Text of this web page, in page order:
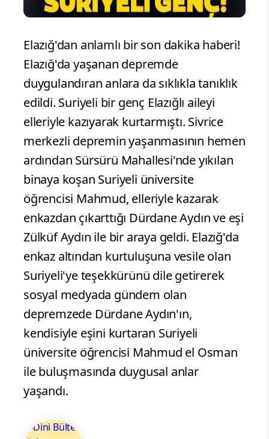
Elazığ'dan anlamlı bir son dakika haberi!
Elazığ'da yaşanan depremde
duygulandıran anlara da sıklıkla tanıklık
edildi. Suriyeli bir genç Elazığlı aileyi
elleriyle kazıyarak kurtarmıştı. Sivrice
merkezli depremin yaşanmasının hemen
ardından Sürsürü Mahallesi'nde yıkılan
binaya koşan Suriyeli üniversite
öğrencisi Mahmud, elleriyle kazarak
enkazdan çıkarttığı Dürdane Aydın ve eşi
Zülküf Aydın ile bir araya geldi. Elazığ'da
enkaz altından kurtuluşuna vesile olan
Suriyeli'ye teşekkürünü dile getirerek
sosyal medyada gündem olan
depremzede Dürdane Aydın'ın,
kendisiyle eşini kurtaran Suriyeli
üniversite öğrencisi Mahmud el Osman
ile buluşmasında duygusal anlar
yaşandı.